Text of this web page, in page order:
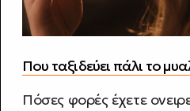
Που ταξιδεύει πάλι το
Πόσες φορές έχετε